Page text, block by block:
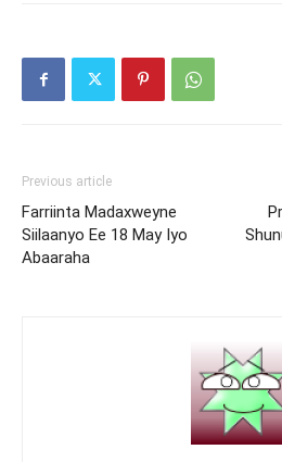
Previous article
Farriinta Madaxweyne
Siilaanyo Ee 18 May Iyo
Abaaraha